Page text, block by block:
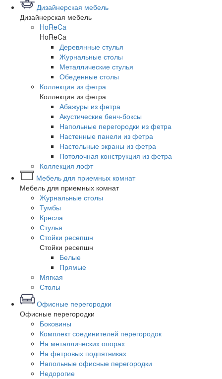
Дизайнерская мебель
Дизайнерская мебель
HoReCa
HoReCa
Деревянные стулья
Журнальные столы
Металлические стулья
Обеденные столы
Коллекция из фетра
Коллекция из фетра
Абажуры из фетра
Акустические бенч-боксы
Напольные перегородки из фетра
Настенные панели из фетра
Настольные экраны из фетра
Потолочная конструкция из фетра
Коллекция лофт
Мебель для приемных комнат
Мебель для приемных комнат
Журнальные столы
Тумбы
Кресла
Стулья
Стойки ресепшн
Стойки ресепшн
Белые
Прямые
Мягкая
Столы
Офисные перегородки
Офисные перегородки
Боковины
Комплект соединителей перегородок
На металлических опорах
На фетровых подпятниках
Напольные офисные перегородки
Недорогие